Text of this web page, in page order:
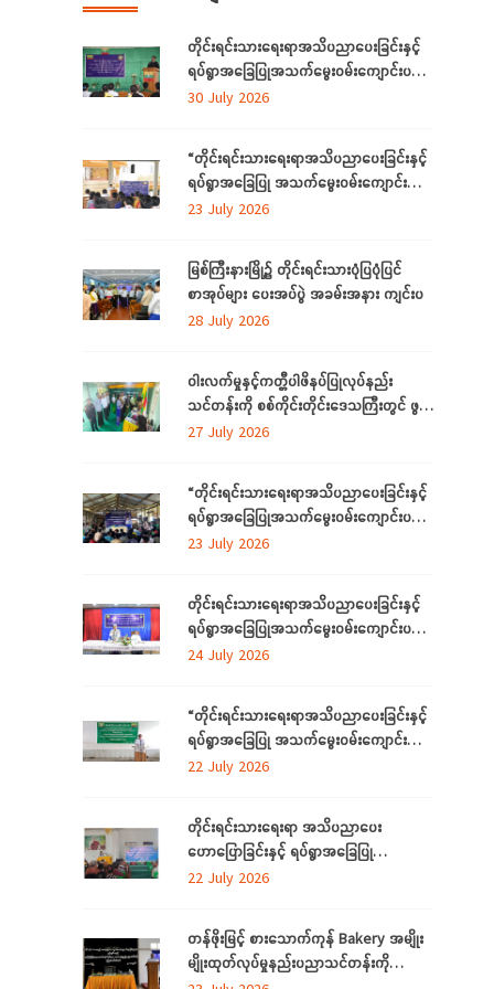
တိုင်းရင်းသားရေးရာအသိပညာပေးခြင်းနှင့်
ရပ်ရွာအခြေပြုအသက်မွေးဝမ်းကျောင်းပညာ
လိုအပ်ချက်တို့ကို ဆန်းစစ်စီမံခြင်းအစီအစဉ်
30 July 2026
“တိုင်းရင်းသားရေးရာအသိပညာပေးခြင်းနှင့်
ရပ်ရွာအခြေပြု အသက်မွေးဝမ်းကျောင်း
ပညာ လိုအပ်ချက် ဆန်းစစ်စီမံခြင်း
23 July 2026
မြစ်ကြီးနားမြို့၌ တိုင်းရင်းသားပုံပြပုံပြင်
စာအုပ်များ ပေးအပ်ပွဲ အခမ်းအနား ကျင်းပ
28 July 2026
ဝါးလက်မှုနှင့်ကတ္တီပါဖိနပ်ပြုလုပ်နည်း
သင်တန်းကို စစ်ကိုင်းတိုင်းဒေသကြီးတွင် ဖွင့်
လှစ်
27 July 2026
“တိုင်းရင်းသားရေးရာအသိပညာပေးခြင်းနှင့်
ရပ်ရွာအခြေပြုအသက်မွေးဝမ်းကျောင်းပညာ
လိုအပ်ချက်တို့ကို ဆန်းစစ်စီမံခြင်း
ကျင်းပပြုလုပ်
23 July 2026
တိုင်းရင်းသားရေးရာအသိပညာပေးခြင်းနှင့်
ရပ်ရွာအခြေပြုအသက်မွေးဝမ်းကျောင်းပညာ
လိုအပ်ချက်တို့ကို ဆန်းစစ်စီမံခြင်းအစီအစဉ်
ပြုလုပ်
24 July 2026
“တိုင်းရင်းသားရေးရာအသိပညာပေးခြင်းနှင့်
ရပ်ရွာအခြေပြု အသက်မွေးဝမ်းကျောင်း
ပညာလိုအပ်ချက် ဆန်းစစ်စီမံခြင်း
ကို ရန်ကုန်တိုင်းဒေသကြီးတွင် ကျင်းပပြုလုပ်
22 July 2026
တိုင်းရင်းသားရေးရာ အသိပညာပေး
ဟောပြောခြင်းနှင့် ရပ်ရွာအခြေပြု
အသက်မွေးဝမ်းကျောင်း ပညာလိုအပ်ချက်တို့
မွန်ပြည်နယ်တွင် ကျင်းပပြုလုပ်
22 July 2026
တန်ဖိုးမြင့် စားသောက်ကုန် Bakery အမျိုး
မျိုးထုတ်လုပ်မှုနည်းပညာသင်တန်းကို